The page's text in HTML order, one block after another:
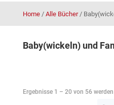
Home/ Alle Bücher/
Baby(wickeln) und
Ergebnisse 1 – 20 von 56